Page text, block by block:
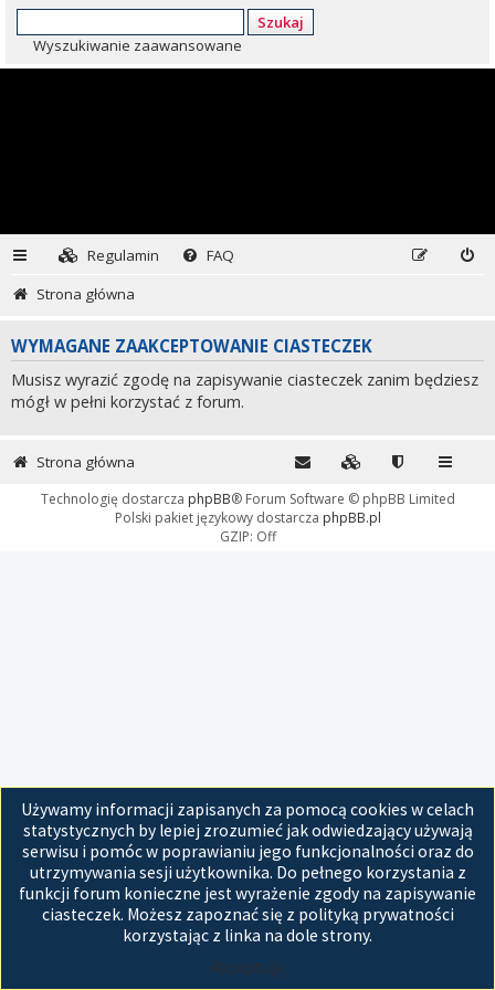
Szukaj
Wyszukiwanie zaawansowane
Regulamin
FAQ
Strona główna
WYMAGANE ZAAKCEPTOWANIE CIASTECZEK
Musisz wyrazić zgodę na zapisywanie ciasteczek zanim będziesz
mógł w pełni korzystać z forum.
Używamy informacji zapisanych za pomocą cookies w celach
statystycznych by lepiej zrozumieć jak odwiedzający używają
serwisu i pomóc w poprawianiu jego funkcjonalności oraz do
utrzymywania sesji użytkownika. Do pełnego korzystania z
funkcji forum konieczne jest wyrażenie zgody na zapisywanie
ciasteczek. Możesz zapoznać się z polityką prywatności
korzystając z linka na dole strony.
Akceptuję
Strona główna
Technologię dostarcza phpBB® Forum Software © phpBB Limited
Polski pakiet językowy dostarcza phpBB.pl
GZIP: Off